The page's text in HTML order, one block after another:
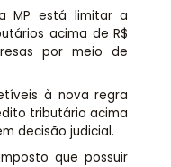
MP está limitar a
acima de R$
por meio de
à nova regra
tributário acima
decisão judicial.
que possuir